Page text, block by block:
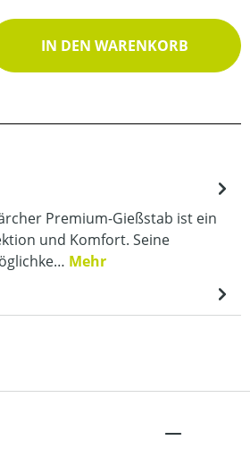
Gib den gewünschten
IN DEN WARENKORB
Premium-Gießstab ist ein
und Komfort. Seine
Mehr